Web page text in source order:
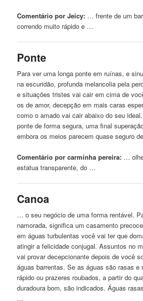
Comentário por Jeicy: … frente de um
correndo muito rápidoe …
Ponte
Para ver uma longa ponte em ruínas,e
na escuridão, profunda melancolia pela
e situações tristes vai cair em cima de
os de amor, decepção em mais caras
como o amado vai cair abaixo do seu
ponte de forma segura, uma final
embora os meios parecem quase seguro
Comentário por carminha pereira: …
estatua transparente, do …
Canoa
… o seu negócio de uma forma rentável.
namorada, significa um casamento
emáguas turbulentas você vai ter que
atingir a felicidade conjugal. Assuntos no
vai provar decepcionante depois de você
águas barrentas. Se aságuas são rasase
rápido ou prazeres roubados, a partir do
duradoura bom, são indicados.Águas
…